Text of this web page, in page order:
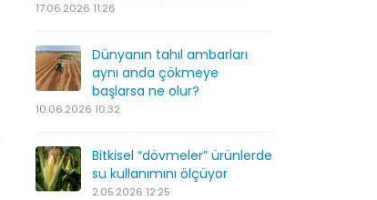
17.06.2026 11:26
Dünyanın tahıl ambarları
aynı anda çökmeye
başlarsa ne olur?
10.06.2026 10:32
Bitkisel “dövmeler” ürünlerde
su kullanımını ölçüyor
2.05.2026 12:25